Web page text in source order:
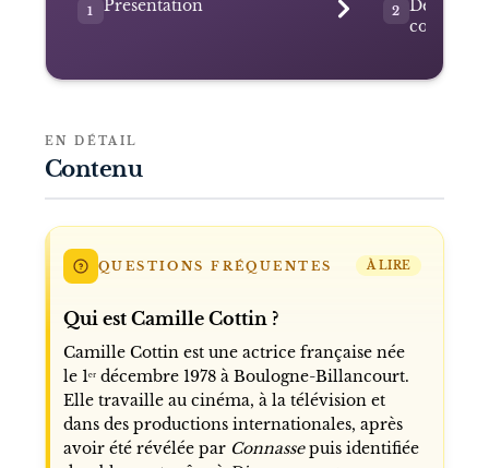
1 Présentation 2
Des
comédie
EN DÉTAIL
Contenu
QUESTIONS FRÉQUENTES À LIRE
Qui est Camille Cottin ?
Camille Cottin est une actrice française née
le 1ᵉʳ décembre 1978 à Boulogne-Billancourt.
Elle travaille au cinéma, à la télévision et
dans des productions internationales, après
avoir été révélée par Connassepuis identifiée